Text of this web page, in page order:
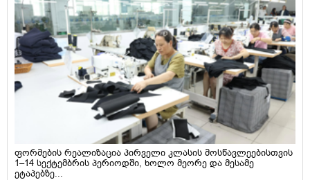
ფორმების რეალიზაცია პირველი კლასის მოსწავლეებისთვის
1–14 სექტემბრის პერიოდში, ხოლო მეორე და მესამე
ეტაპებზე...